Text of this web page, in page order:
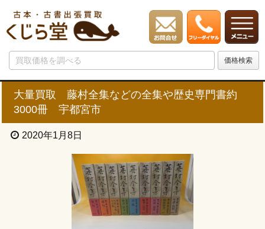
大量買取 藤村全集などの全集や歴史専門書約
3000冊 宇都宮市
2020年1月8日